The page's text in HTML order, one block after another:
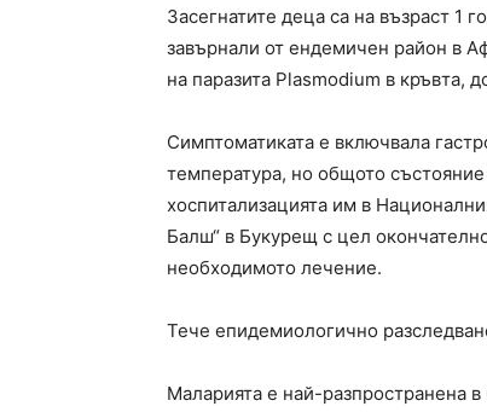
Засегнатите деца са на възраст 1
завърнали от ендемичен район в
на паразита Plasmodium в кръвта,
Симптоматиката е включвала
температура, но общото
хоспитализацията им в
Балш“ в Букурещ с цел
необходимото лечение.
Тече епидемиологично
Маларията е най-разпространена